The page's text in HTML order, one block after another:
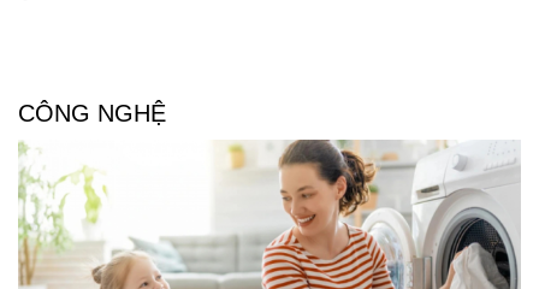
CÔNG NGHỆ